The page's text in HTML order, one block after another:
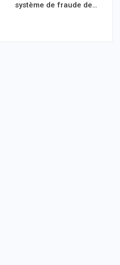
système de fraude de…